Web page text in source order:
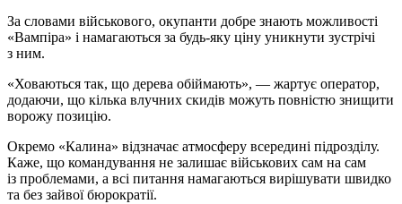
За словами військового, окупанти добре знають можливості
«Вампіра» і намагаються за будь-яку ціну уникнути зустрічі
з ним.
«Ховаються так, що дерева обіймають», — жартує оператор,
додаючи, що кілька влучних скидів можуть повністю знищити
ворожу позицію.
Окремо «Калина» відзначає атмосферу всередині підрозділу.
Каже, що командування не залишає військових сам на сам
із проблемами, а всі питання намагаються вирішувати швидко
та без зайвої бюрократії.